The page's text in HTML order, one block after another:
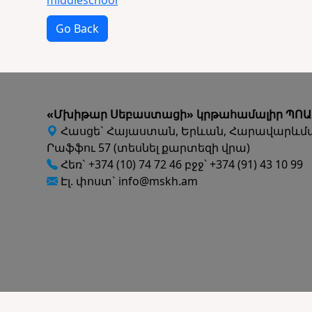
Go Back
«Մխիթար Սեբաստացի» կրթահամալիր
Հասցե` Հայաստան, Երևան,
Րաֆֆու 57 (տեսնել քարտեզի վրա)
Հեռ` +374 (10) 74 72 46 բջջ՝ +374 (91) 43 10 99
Էլ. փոստ` info@mskh.am